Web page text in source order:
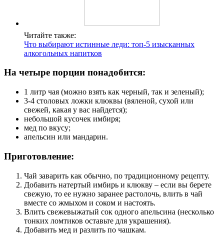
Читайте также:
Что выбирают истинные леди: топ-5 изысканных
алкогольных напитков
На четыре порции понадобится:
1 литр чая (можно взять как черный, так и зеленый);
3-4 столовых ложки клюквы (вяленой, сухой или
свежей, какая у вас найдется);
небольшой кусочек имбиря;
мед по вкусу;
апельсин или мандарин.
Приготовление:
Чай заварить как обычно, по традиционному рецепту.
Добавить натертый имбирь и клюкву – если вы берете
свежую, то ее нужно заранее растолочь, влить в чай
вместе со жмыхом и соком и настоять.
Влить свежевыжатый сок одного апельсина (несколько
тонких ломтиков оставьте для украшения).
Добавить мед и разлить по чашкам.